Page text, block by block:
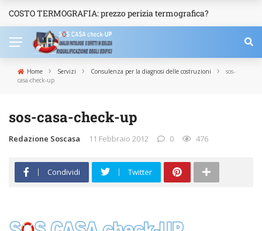
NEWS
COSTO TERMOGRAFIA: prezzo perizia termografica?
Home › Servizi › Consulenza per la diagnosi delle costruzioni ›
sos-
casa-check-up
sos-casa-check-up
Redazione Soscasa 11 Febbraio 2012 0 476
Condividi Twitter